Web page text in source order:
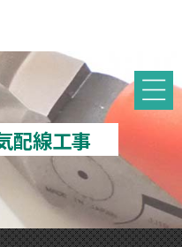
配線工事